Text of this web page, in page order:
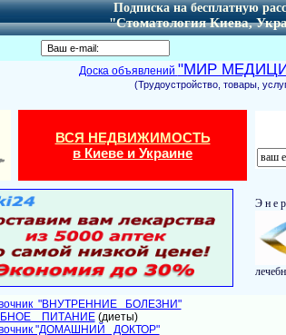
Подписка на бесплатную
"Стоматология Киева,
Доска объявлений "МИР
(Трудоустройство, товары,
ВСЯ НЕДВИЖИМОСТЬ
в Киеве и Украине
Э н е
"ВНУТРЕННИЕ БОЛЕЗНИ"
ПИТАНИЕ(диеты)
"ДОМАШНИЙ ДОКТОР"